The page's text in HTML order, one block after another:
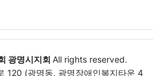
광명시지회 All rights reserved.
120 (광명동, 광명장애인복지타운 4